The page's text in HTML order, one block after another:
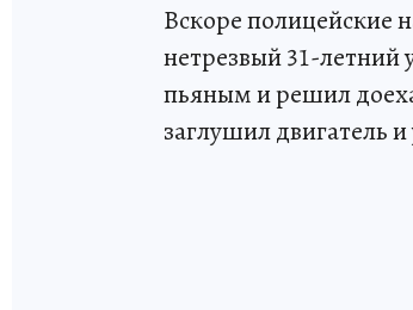
Вскоре полицейские
нетрезвый 31-
пьяным и решил
заглушил двигатель и